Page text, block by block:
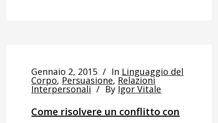
Gennaio 2, 2015 In Linguaggio del
Corpo, Persuasione, Relazioni
Interpersonali By Igor Vitale
Come risolvere un conflitto con